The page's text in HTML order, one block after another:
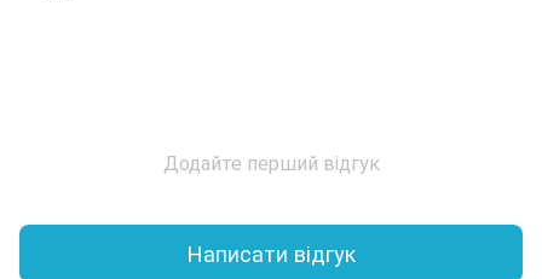
Додайте перший відгук
Написати відгук